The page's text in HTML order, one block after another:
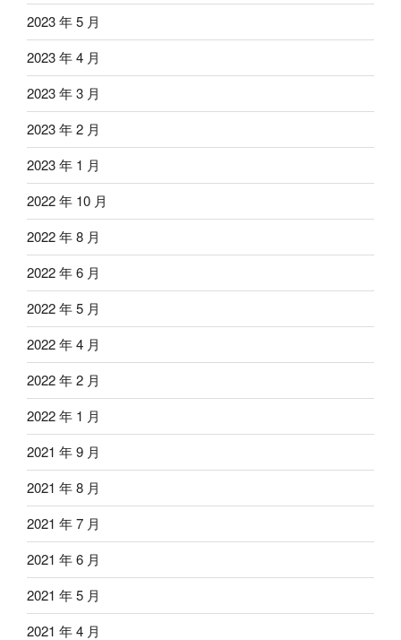
2023 年 5 月
2023 年 4 月
2023 年 3 月
2023 年 2 月
2023 年 1 月
2022 年 10 月
2022 年 8 月
2022 年 6 月
2022 年 5 月
2022 年 4 月
2022 年 2 月
2022 年 1 月
2021 年 9 月
2021 年 8 月
2021 年 7 月
2021 年 6 月
2021 年 5 月
2021 年 4 月